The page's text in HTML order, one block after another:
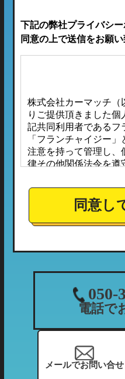
下記の弊社プライバシ
同意の上で送信をお願い
株式会社カーマッチ（
りご提供頂きました
記共同利用者であるフ
「フランチャイジー
注意を持って管理し、
律その他関係法令を遵
ほか、お客様ご本人
たは提供されること
また、フランチャイジ
に個人情報保護に対
こととしており、適切
当社が収集する個人情
利用目的の範囲内にお
（1）ご利用履歴・支
利用状況の把握及
（2）カーマッチフラ
同意し
050-
電話で
メールでお問い合せ